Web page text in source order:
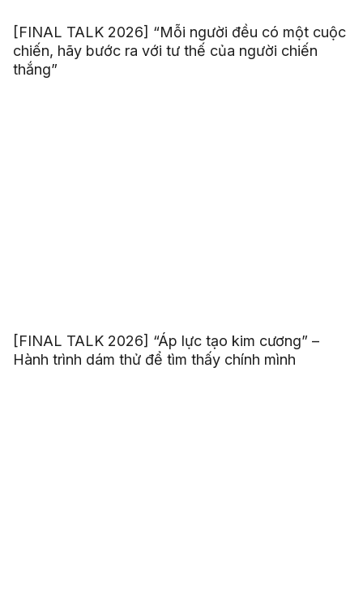
[FINAL TALK 2026] “Mỗi người đều có một cuộc
chiến, hãy bước ra với tư thế của người chiến
thắng”
[FINAL TALK 2026] “Áp lực tạo kim cương” –
Hành trình dám thử để tìm thấy chính mình